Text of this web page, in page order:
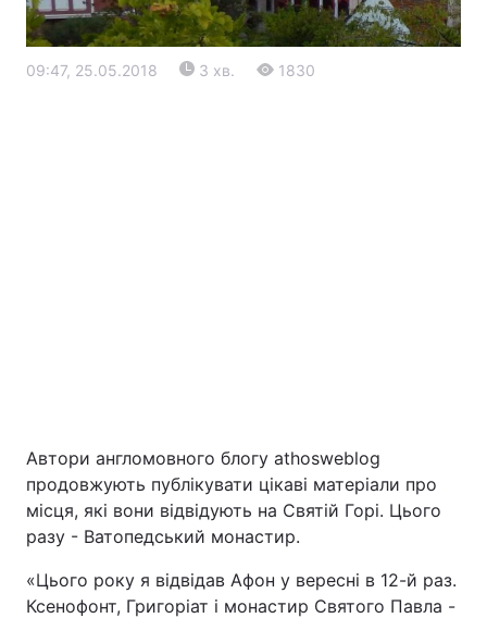
РЕГІОНИ
Київ Львів
Дніпро Харків
09:47, 25.05.2018 3 хв. 1830
Автори англомовного блогу athosweblog
продовжують публікувати цікаві матеріали про
місця, які вони відвідують на Святій Горі. Цього
разу - Ватопедський монастир.
«Цього року я відвідав Афон у вересні в 12-й раз.
Ксенофонт, Григоріат і монастир Святого Павла -